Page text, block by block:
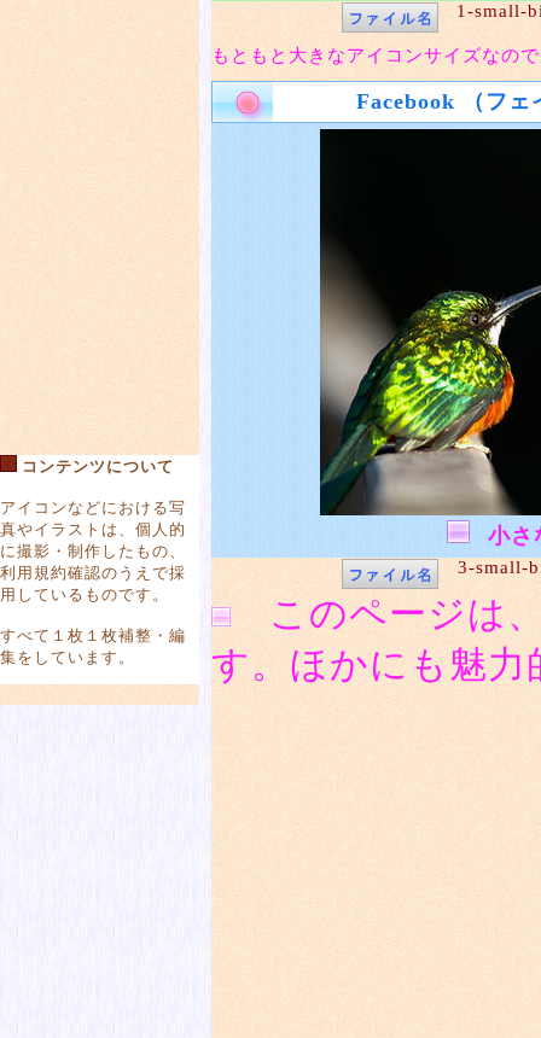
コンテンツについて
アイコンなどにおける写
真やイラストは、個人的
に撮影・制作したもの、
利用規約確認のうえで採
用しているものです。
すべて１枚１枚補整・編
集をしています。
1-small-
もともと大きなアイコンサイズなの
Facebook （フェ
小さ
3-small-
このページは
す。ほかにも魅